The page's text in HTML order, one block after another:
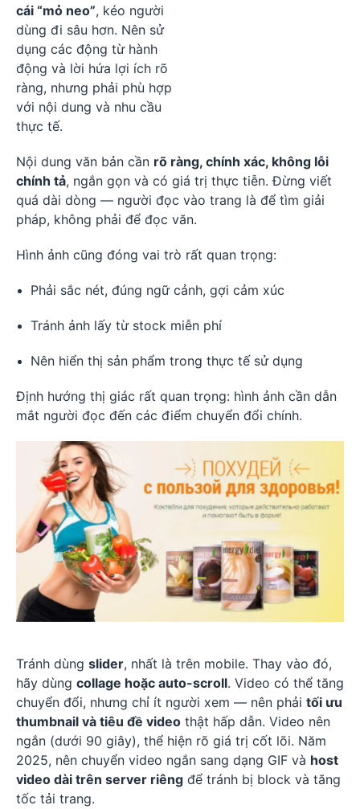
cái “mỏ neo”, kéo người
dùng đi sâu hơn. Nên sử
dụng các động từ hành
động và lời hứa lợi ích rõ
ràng, nhưng phải phù hợp
với nội dung và nhu cầu
thực tế.
Nội dung văn bản cần rõ ràng, chính xác, không lỗi
chính tả, ngắn gọn và có giá trị thực tiễn. Đừng viết
quá dài dòng — người đọc vào trang là để tìm giải
pháp, không phải để đọc văn.
Hình ảnh cũng đóng vai trò rất quan trọng:
Phải sắc nét, đúng ngữ cảnh, gợi cảm xúc
Tránh ảnh lấy từ stock miễn phí
Nên hiển thị sản phẩm trong thực tế sử dụng
Định hướng thị giác rất quan trọng: hình ảnh cần dẫn
mắt người đọc đến các điểm chuyển đổi chính.
Tránh dùng slider, nhất là trên mobile. Thay vào đó,
hãy dùng collage hoặc auto-scroll. Video có thể tăng
chuyển đổi, nhưng chỉ ít người xem — nên phải tối ưu
thumbnail và tiêu đề video thật hấp dẫn. Video nên
ngắn (dưới 90 giây), thể hiện rõ giá trị cốt lõi. Năm
2025, nên chuyển video ngắn sang dạng GIF và host
video dài trên server riêng để tránh bị block và tăng
tốc tải trang.